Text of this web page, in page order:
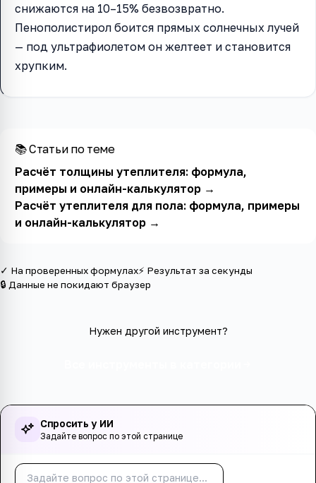
снижаются на 10–15% безвозвратно.
Пенополистирол боится прямых солнечных лучей
— под ультрафиолетом он желтеет и становится
хрупким.
📚 Статьи по теме
Расчёт толщины утеплителя: формула,
примеры и онлайн-калькулятор→
Расчёт утеплителя для пола: формула, примеры
и онлайн-калькулятор→
✓ На проверенных формулах⚡ Результат за секунды
🔒 Данные не покидают браузер
Нужен другой инструмент?
Спросить у ИИ
Задайте вопрос по этой странице